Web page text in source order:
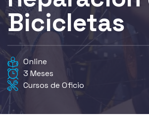
Bicicletas
Online
3 Meses
Cursos de Oficio